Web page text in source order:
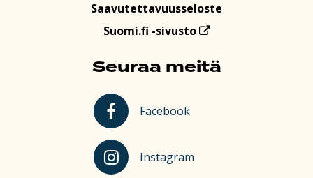
Saavutettavuusseloste
Suomi.fi -sivusto
Seuraa meitä
Kauhajoki Facebookissa
Facebook
Kauhajoki Instagramissa
Instagram